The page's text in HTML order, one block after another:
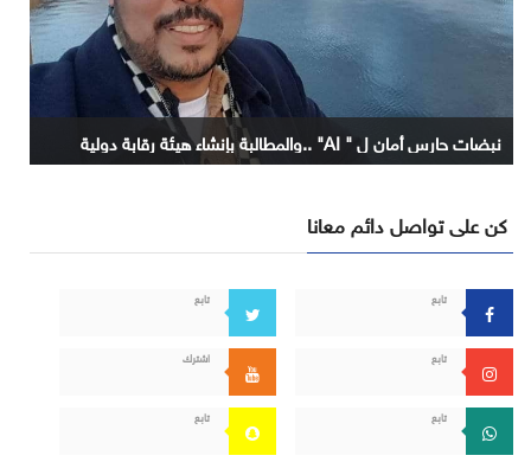
نبضات حارس أمان ل " AI" ..والمطالبة بإنشاء هيئة رقابة دولية
كن على تواصل دائم معانا
تابع تابع
تابع اشترك
تابع تابع